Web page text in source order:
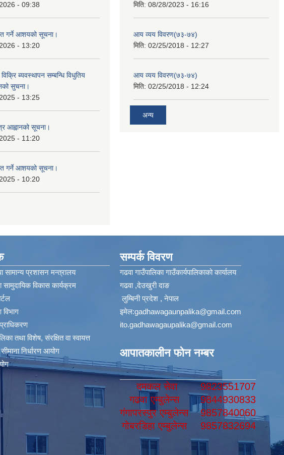
- 09:38
गर्ने आशयको सूचना।
- 13:20
ब्यवस्थापन सम्बन्धि विधुतिय
सुचना।
- 13:25
आह्वानको सूचना।
- 11:20
गर्ने आशयको सूचना।
- 10:20
मिति: 08/28/2023 - 16:16
आय व्यय विवरण(७३-७४)
मिति: 02/25/2018 - 12:27
आय व्यय विवरण(७३-७४)
मिति: 02/25/2018 - 12:24
अन्य
सामान्य प्रशासन मन्त्रालय
विकास कार्यक्रम
प्राधिकरण
तथा विशेष, संरक्षित वा स्वायत्त
निर्धारण आयोग​
सम्पर्क विवरण
गढवा गाउँपालिका गाउँकार्यपालिकाको कार्यालय
गढवा ,देउखुरी दाङ
लुम्बिनी प्रदेश , नेपाल
इमेल:gadhawagaunpalika@gmail.com
ito.gadhawagaupalika@gmail.com
आपातकालीन फोन नम्बर
दमकल सेवा
9823551707
गढवा एम्बुलेन्स
9844930833
गंगापरस्पुर एम्बुलेन्स9857840060
गोबरडिहा एम्बुलेन्स
9857832694